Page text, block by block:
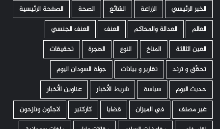
الخبر الرئيسي
الزراعة الشائع الصحة
الصفحة الرئيسية
العالم
العدالة والمحاكم العنف
العنف الجنسي
العين الثالثة
المناخ النوع الهجرة
تحقيقات
تحقّق و ترند
تقارير و بيانات
جولة السودان اليوم
حديث اليوم
سياسة شريط الأخبار
عناوين الأخبار
غير مصنف
في الميزان قضايا كاركتير
لاجئون ونازحون